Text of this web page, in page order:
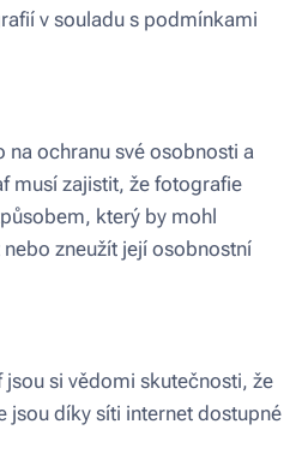
v souladu s podmínkami
na ochranu své osobnosti a
musí zajistit, že fotografie
který by mohl
zneužít její osobnostní
si vědomi skutečnosti, že
jsou díky síti internet dostupné